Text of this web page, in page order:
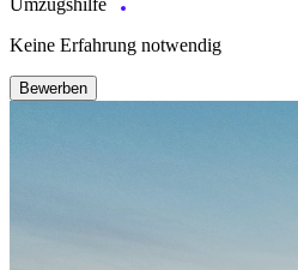
Umzugshilfe
Keine Erfahrung notwendig
Bewerben